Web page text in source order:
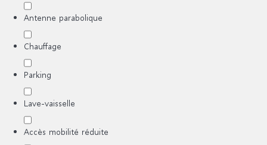
Antenne parabolique
Chauffage
Parking
Lave-vaisselle
Accès mobilité réduite